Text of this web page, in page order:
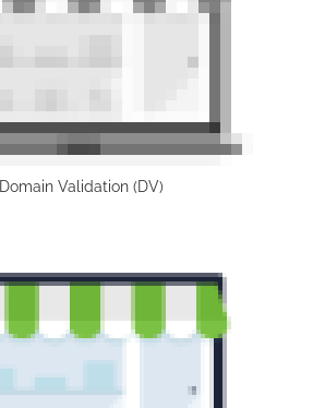
Domain Validation (DV)